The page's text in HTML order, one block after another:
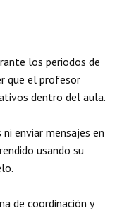
los periodos de
que el profesor
dentro del aula.
enviar mensajes en
usando su
de coordinación y